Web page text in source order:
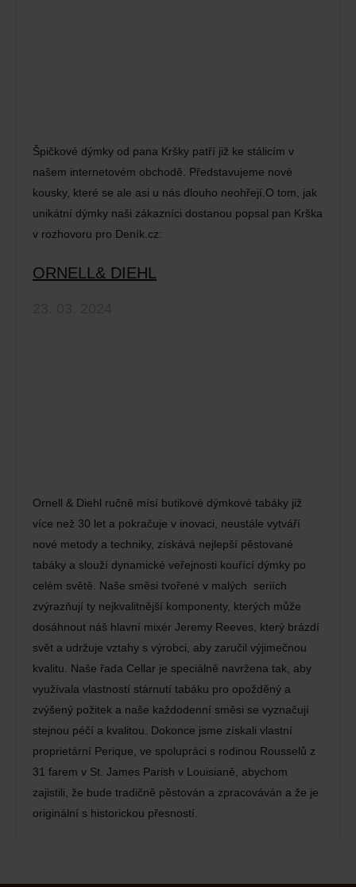
Špičkové dýmky od pana Kršky patří již ke stálicím v
našem internetovém obchodě. Představujeme nové
kousky, které se ale asi u nás dlouho neohřejí.O tom, jak
unikátní dýmky naši zákazníci dostanou popsal pan Krška
v rozhovoru pro Deník.cz:
ORNELL& DIEHL
Ornell & Diehl ručně mísí butikové dýmkové tabáky již
více než 30 let a pokračuje v inovaci, neustále vytváří
nové metody a techniky, získává nejlepší pěstované
tabáky a slouží dynamické veřejnosti kouřící dýmky po
celém světě. Naše směsi tvořené v malých seriích
zvýrazňují ty nejkvalitnější komponenty, kterých může
dosáhnout náš hlavní mixér Jeremy Reeves, který brázdí
svět a udržuje vztahy s výrobci, aby zaručil výjimečnou
kvalitu. Naše řada Cellar je speciálně navržena tak, aby
využívala vlastností stárnutí tabáku pro opožděný a
zvýšený požitek a naše každodenní směsi se vyznačují
stejnou péčí a kvalitou. Dokonce jsme získali vlastní
proprietární Perique, ve spolupráci s rodinou Rousselů z
31 farem v St. James Parish v Louisianě, abychom
zajistili, že bude tradičně pěstován a zpracováván a že je
originální s historickou přesností.